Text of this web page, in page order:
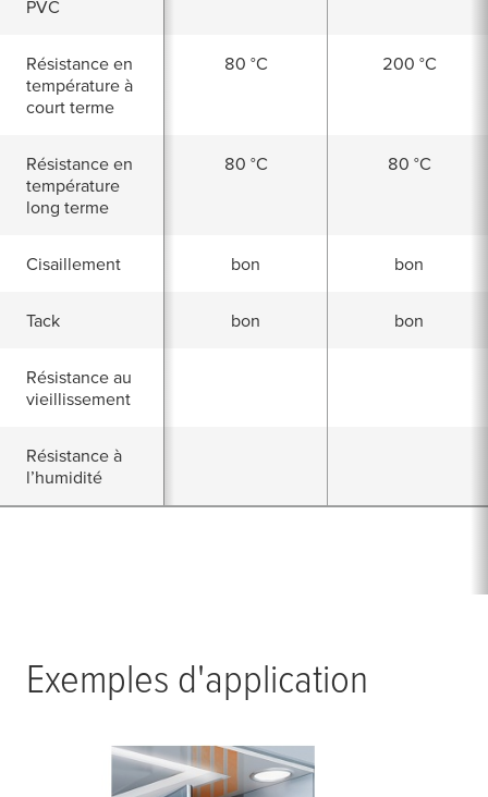
PVC
Résistance en
température à
court terme
80 °C 200 °C
Résistance en
température
long terme
80 °C 80 °C
Cisaillement bon bon
Tack bon bon
Résistance au
vieillissement
Résistance à
l’humidité
Exemples d'application